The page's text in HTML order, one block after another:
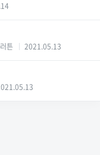
튼 2021.05.13